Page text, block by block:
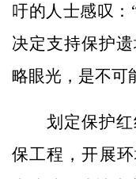
吁的人士感叹
决定支持保护
略眼光，是不可
划定保护红
保工程，开展